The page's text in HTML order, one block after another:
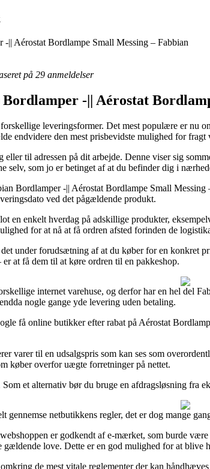
|| Aérostat Bordlampe Small Messing – Fabbian
på 29 anmeldelser
-|| Aérostat
leveringsformer. Det mest populære er nu
endvidere den mest prisbevidste mulighed for
til adressen på dit arbejde. Denne viser sig
selv, som jo er betinget af at du befinder dig i
Bordlamper -|| Aérostat Bordlampe Small
ved det pågældende produkt.
en enkelt hverdag på adskillige produkter,
for at nå at få ordren afsted forinden de
under forudsætning af at du køber for en konkret
at få dem til at køre ordren til en pakkeshop.
internet varehuse, og derfor har en hel del
nogle gange yde levering uden betaling.
få online butikker efter rabat på Aérostat
varer til en udsalgspris som kan ses som
køber overfor uægte forretninger på nettet.
et alternativ bør du bruge en afdragsløsning fra
netbutikkens regler, det er dog mange
er godkendt af e-mærket, som burde
love. Dette er en god mulighed for at blive
de mest vitale reglementer der kan